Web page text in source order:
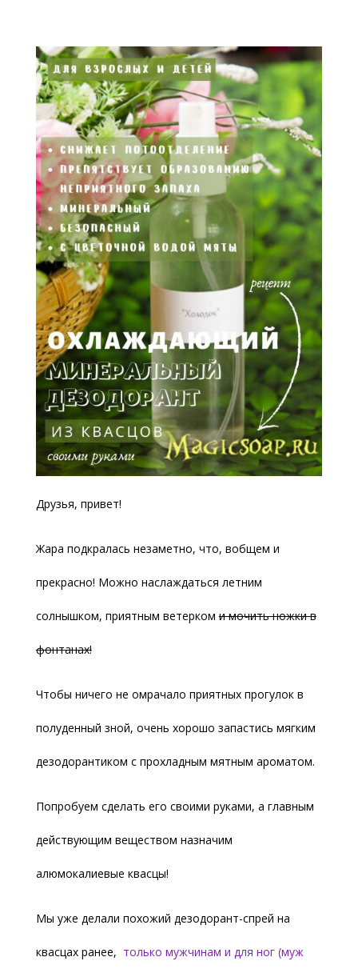
Друзья, привет!
Жара подкралась незаметно, что, вобщем и
прекрасно! Можно наслаждаться летним
солнышком, приятным ветеркоми мочить ножки в
фонтанах!
Чтобы ничего не омрачало приятных прогулок в
полуденный зной, очень хорошо запастись мягким
дезодорантиком с прохладным мятным ароматом.
Попробуем сделать его своими руками, а главным
действующим веществом назначим
алюмокалиевые квасцы!
Мы уже делали похожий дезодорант-спрей на
квасцах ранее, только мужчинам и для ног (муж